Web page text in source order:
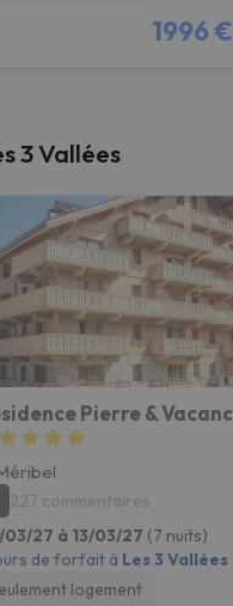
1996 €
3 Vallées
227 commentaires
27 à 13/03/27 (7 nuits)
de forfait à Les 3 Vallées
logement